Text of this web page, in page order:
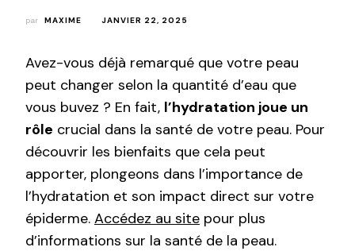
par MAXIME JANVIER 22, 2025
Avez-vous déjà remarqué que votre peau
peut changer selon la quantité d’eau que
vous buvez ? En fait, l’hydratation joue un
rôle crucial dans la santé de votre peau. Pour
découvrir les bienfaits que cela peut
apporter, plongeons dans l’importance de
l’hydratation et son impact direct sur votre
épiderme. Accédez au site pour plus
d’informations sur la santé de la peau.